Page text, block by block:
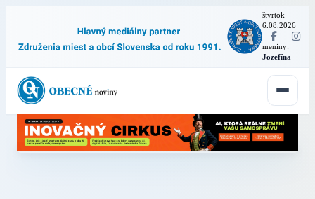
štvrtok
6.08.2026
·
meniny:
Jozefína